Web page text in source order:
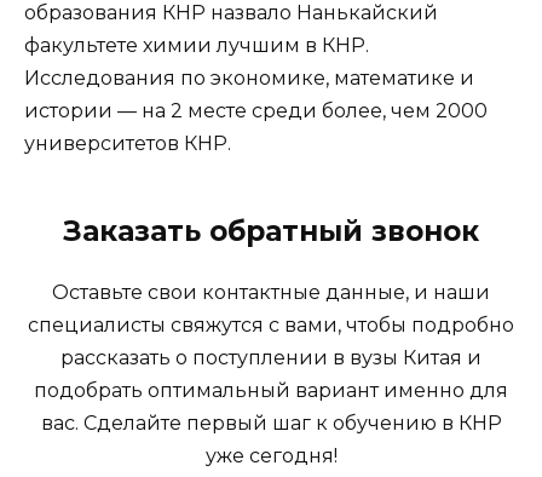
образования КНР назвало Нанькайский
факультете химии лучшим в КНР.
Исследования по экономике, математике и
истории — на 2 месте среди более, чем 2000
университетов КНР.
Заказать обратный звонок
Оставьте свои контактные данные, и наши
специалисты свяжутся с вами, чтобы подробно
рассказать о поступлении в вузы Китая и
подобрать оптимальный вариант именно для
вас. Сделайте первый шаг к обучению в КНР
уже сегодня!